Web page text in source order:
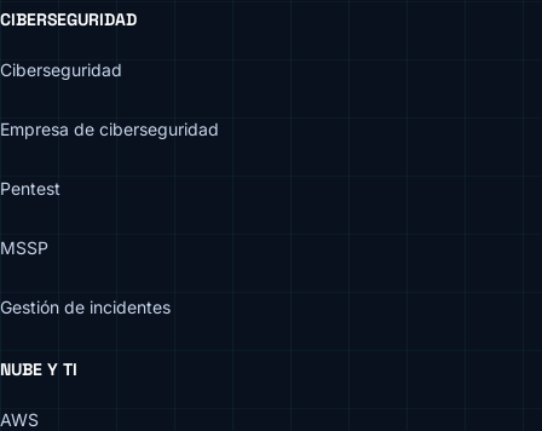
CIBERSEGURIDAD
Ciberseguridad
Empresa de ciberseguridad
Pentest
MSSP
Gestión de incidentes
NUBE Y TI
AWS